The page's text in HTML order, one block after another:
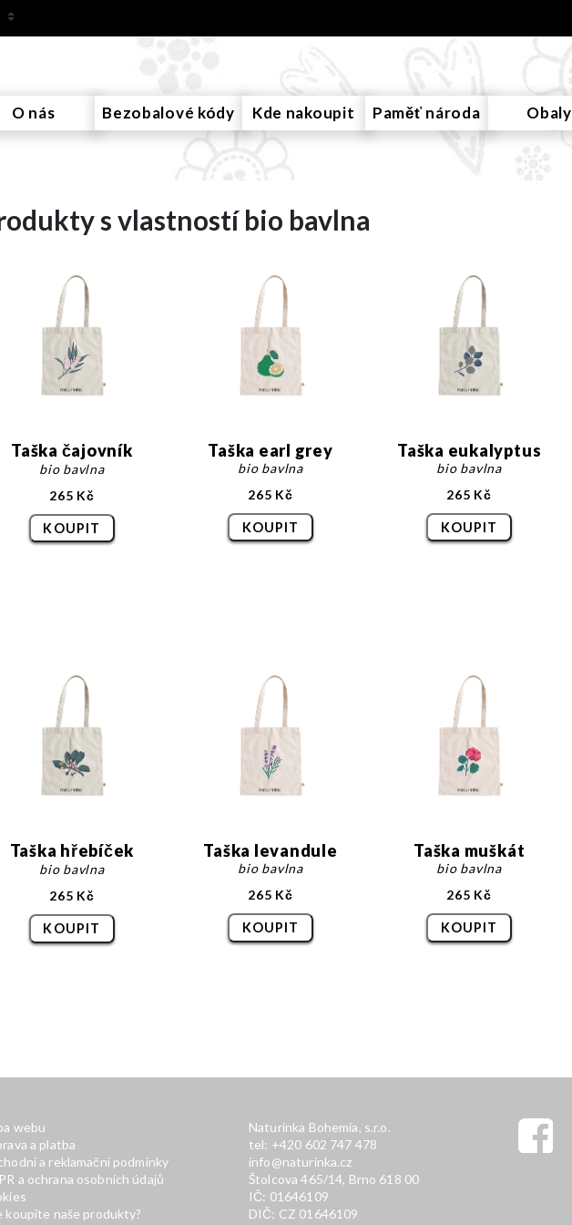
O nás Bezobalové kódy Kde nakoupit Paměť národa Obaly
s vlastností bio bavlna
Taška čajovník
bio bavlna
265 Kč
KOUPIT
Taška earl grey
bio bavlna
265 Kč
KOUPIT
Taška eukalyptus
bio bavlna
265 Kč
KOUPIT
Taška hřebíček
bio bavlna
265 Kč
KOUPIT
Taška levandule
bio bavlna
265 Kč
KOUPIT
Taška muškát
bio bavlna
265 Kč
KOUPIT
webu
a platba
a reklamační podmínky
a ochrana osobních údajů
koupíte naše produkty?
Naturinka Bohemia, s.r.o.
tel: +420 602 747 478
info@naturinka.cz
Štolcova 465/14, Brno 618 00
IČ: 01646109
DIČ: CZ 01646109